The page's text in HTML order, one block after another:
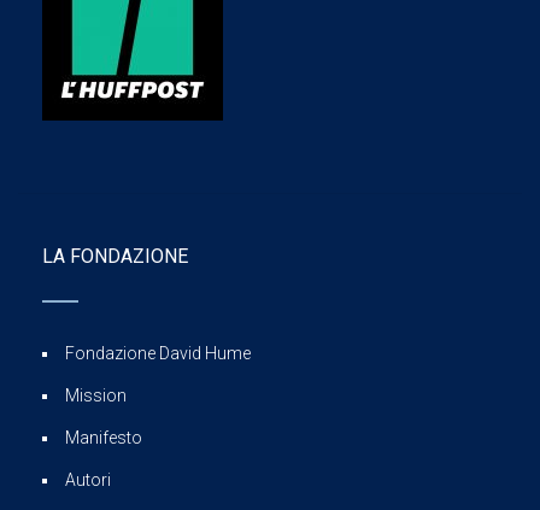
LA FONDAZIONE
Fondazione David Hume
Mission
Manifesto
Autori